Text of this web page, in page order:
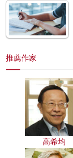
推薦作家
高希均